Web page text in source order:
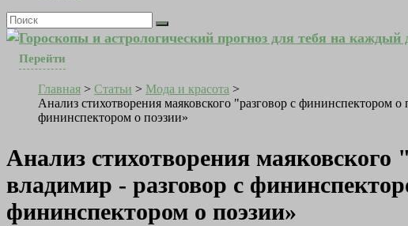
Гороскопы и астрологический прогноз для тебя на каждый
Перейти
Главная > Статьи > Мода и красота >
Анализ стихотворения маяковского "разговор с фининспектором
фининспектором о поэзии»
Анализ стихотворения
владимир - разговор с
фининспектором о поэзии»